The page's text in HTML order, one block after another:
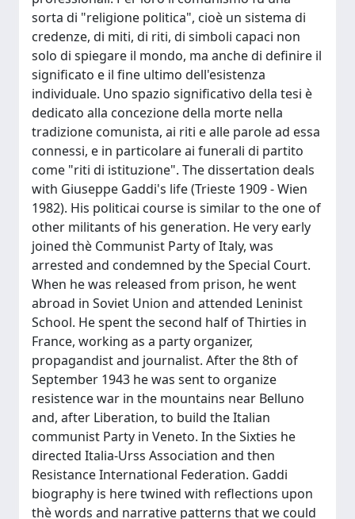
sorta di "religione politica", cioè un sistema di
credenze, di miti, di riti, di simboli capaci non
solo di spiegare il mondo, ma anche di definire il
significato e il fine ultimo dell'esistenza
individuale. Uno spazio significativo della tesi è
dedicato alla concezione della morte nella
tradizione comunista, ai riti e alle parole ad essa
connessi, e in particolare ai funerali di partito
come "riti di istituzione". The dissertation deals
with Giuseppe Gaddi's life (Trieste 1909 - Wien
1982). His politicai course is similar to the one of
other militants of his generation. He very early
joined thè Communist Party of Italy, was
arrested and condemned by the Special Court.
When he was released from prison, he went
abroad in Soviet Union and attended Leninist
School. He spent the second half of Thirties in
France, working as a party organizer,
propagandist and journalist. After the 8th of
September 1943 he was sent to organize
resistence war in the mountains near Belluno
and, after Liberation, to build the Italian
communist Party in Veneto. In the Sixties he
directed Italia-Urss Association and then
Resistance International Federation. Gaddi
biography is here twined with reflections upon
thè words and narrative patterns that we could